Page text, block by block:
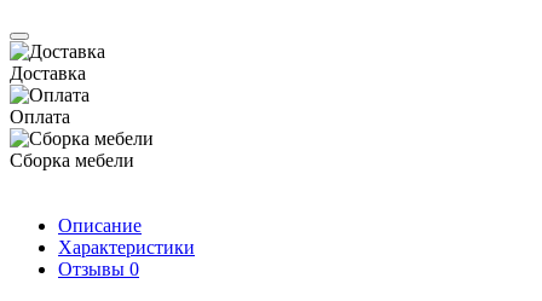
Доставка
Оплата
Сборка мебели
Описание
Характеристики
Отзывы 0